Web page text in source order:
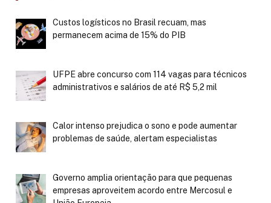
Custos logísticos no Brasil recuam, mas
permanecem acima de 15% do PIB
UFPE abre concurso com 114 vagas para técnicos
administrativos e salários de até R$ 5,2 mil
Calor intenso prejudica o sono e pode aumentar
problemas de saúde, alertam especialistas
Governo amplia orientação para que pequenas
empresas aproveitem acordo entre Mercosul e